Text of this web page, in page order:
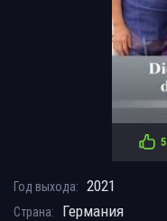
5
Год выхода: 2021
Страна: Германия